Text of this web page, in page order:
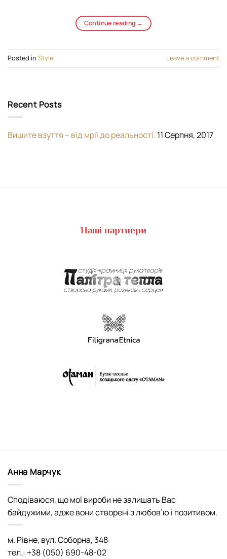
Continue reading →
Posted in Style Leave a comment
Recent Posts
Вишите взуття – від мрії до реальності. 11 Серпня, 2017
Наші партнери
Анна Марчук
Сподіваюся, що мої вироби не залишать Вас
байдужими, адже вони створені з любов’ю і позитивом.
м. Рівне, вул. Соборна, 348
тел.: +38 (050) 690-48-02